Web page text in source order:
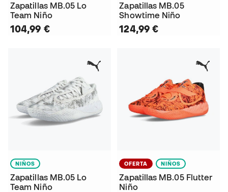
Zapatillas MB.05 Lo
Team Niño
104,99 €
Zapatillas MB.05
Showtime Niño
124,99 €
NIÑOS
Zapatillas MB.05 Lo
Team Niño
OFERTA NIÑOS
Zapatillas MB.05 Flutter
Niño